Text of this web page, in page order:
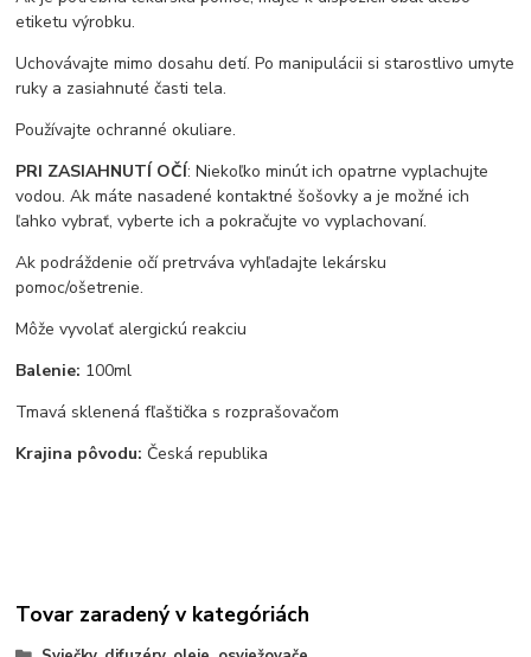
etiketu výrobku.
Uchovávajte mimo dosahu detí. Po manipulácii si starostlivo umyte
ruky a zasiahnuté časti tela.
Používajte ochranné okuliare.
PRI ZASIAHNUTÍ OČÍ: Niekoľko minút ich opatrne vyplachujte
vodou. Ak máte nasadené kontaktné šošovky a je možné ich
ľahko vybrať, vyberte ich a pokračujte vo vyplachovaní.
Ak podráždenie očí pretrváva vyhľadajte lekársku
pomoc/ošetrenie.
Môže vyvolať alergickú reakciu
Balenie: 100ml
Tmavá sklenená fľaštička s rozprašovačom
Krajina pôvodu: Česká republika
Tovar zaradený v kategóriách